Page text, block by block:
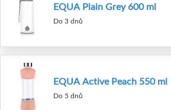
EQUA Plain Grey 600 ml
Do 3 dnů
EQUA Active Peach 550 ml
Do 5 dnů